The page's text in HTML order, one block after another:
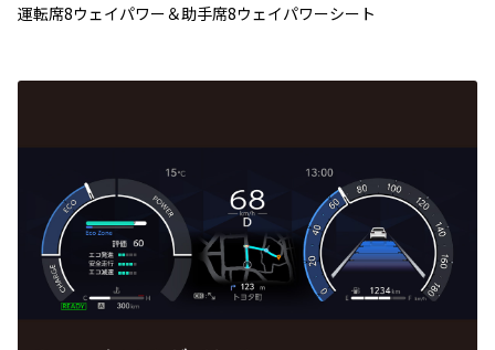
運転席8ウェイパワー＆助手席8ウェイパワーシート